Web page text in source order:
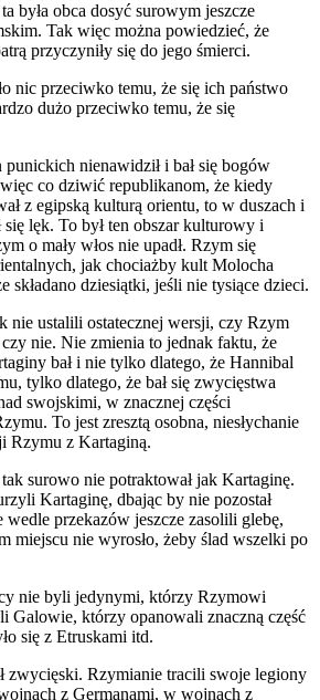
była obca dosyć surowym jeszcze
Tak więc można powiedzieć, że
przyczyniły się do jego śmierci.
nic przeciwko temu, że się ich państwo
dużo przeciwko temu, że się
nienawidził i bał się bogów
co dziwić republikanom, że kiedy
z egipską kulturą orientu, to w duszach i
się lęk. To był ten obszar kulturowy i
o mały włos nie upadł. Rzym się
jak chociażby kult Molocha
składano dziesiątki, jeśli nie tysiące dzieci.
nie ustalili ostatecznej wersji, czy Rzym
nie. Nie zmienia to jednak faktu, że
bał i nie tylko dlatego, że Hannibal
tylko dlatego, że bał się zwycięstwa
swojskimi, w znacznej części
To jest zresztą osobna, niesłychanie
Rzymu z Kartaginą.
surowo nie potraktował jak Kartaginę.
Kartaginę, dbając by nie pozostał
wedle przekazów jeszcze zasolili glebę,
miejscu nie wyrosło, żeby ślad wszelki po
nie byli jedynymi, którzy Rzymowi
Galowie, którzy opanowali znaczną część
się z Etruskami itd.
zwycięski. Rzymianie tracili swoje legiony
z Germanami, w wojnach z